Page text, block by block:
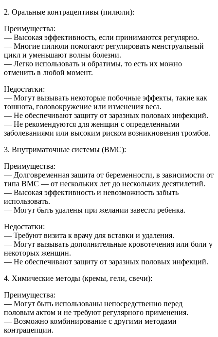
2. Оральные контрацептивы (пилюли):
Преимущества:
— Высокая эффективность, если принимаются регулярно.
— Многие пилюли помогают регулировать менструальный
цикл и уменьшают волны болезни.
— Легко использовать и обратимы, то есть их можно
отменить в любой момент.
Недостатки:
— Могут вызывать некоторые побочные эффекты, такие как
тошнота, головокружение или изменения веса.
— Не обеспечивают защиту от заразных половых инфекций.
— Не рекомендуются для женщин с определенными
заболеваниями или высоким риском возникновения тромбов.
3. Внутриматочные системы (ВМС):
Преимущества:
— Долговременная защита от беременности, в зависимости от
типа ВМС — от нескольких лет до нескольких десятилетий.
— Высокая эффективность и невозможность забыть
использовать.
— Могут быть удалены при желании завести ребенка.
Недостатки:
— Требуют визита к врачу для вставки и удаления.
— Могут вызывать дополнительные кровотечения или боли у
некоторых женщин.
— Не обеспечивают защиту от заразных половых инфекций.
4. Химические методы (кремы, гели, свечи):
Преимущества:
— Могут быть использованы непосредственно перед
половым актом и не требуют регулярного применения.
— Возможно комбинирование с другими методами
контрацепции.